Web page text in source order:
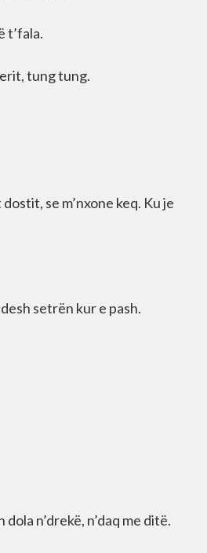
t’fala.
tung tung.
se m’nxone keq. Ku je
setrën kur e pash.
n’drekë, n’daq me ditë.